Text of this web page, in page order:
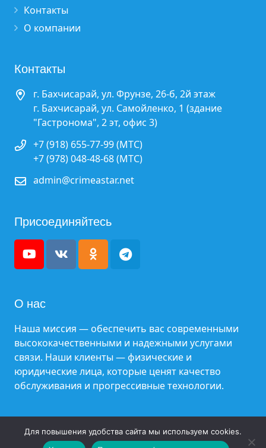
Контакты
О компании
Контакты
г. Бахчисарай, ул. Фрунзе, 26-б, 2й этаж
г. Бахчисарай, ул. Самойленко, 1 (здание
"Гастронома", 2 эт, офис 3)
+7 (918) 655-77-99 (МТС)
+7 (978) 048-48-68 (МТС)
admin@crimeastar.net
Присоединяйтесь
О нас
Наша миссия — обеспечить вас современными
высококачественными и надежными услугами
связи. Наши клиенты — физические и
юридические лица, которые ценят качество
обслуживания и прогрессивные технологии.
Все права защищены. © ООО «ЦРИТ «ГИГАБАЙТ»
2025
Для повышения удобства сайта мы используем cookies.